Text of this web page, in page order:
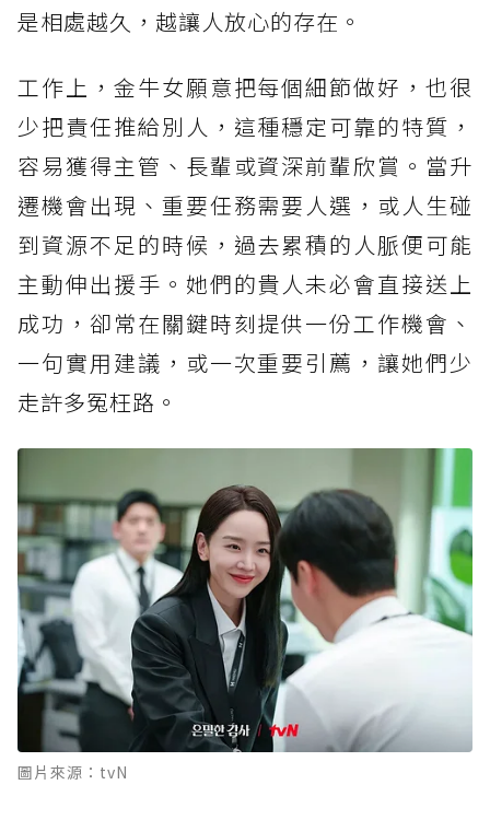
是相處越久，越讓人放心的存在。
工作上，金牛女願意把每個細節做好，也很
少把責任推給別人，這種穩定可靠的特質，
容易獲得主管、長輩或資深前輩欣賞。當升
遷機會出現、重要任務需要人選，或人生碰
到資源不足的時候，過去累積的人脈便可能
主動伸出援手。她們的貴人未必會直接送上
成功，卻常在關鍵時刻提供一份工作機會、
一句實用建議，或一次重要引薦，讓她們少
走許多冤枉路。
圖片來源：tvN